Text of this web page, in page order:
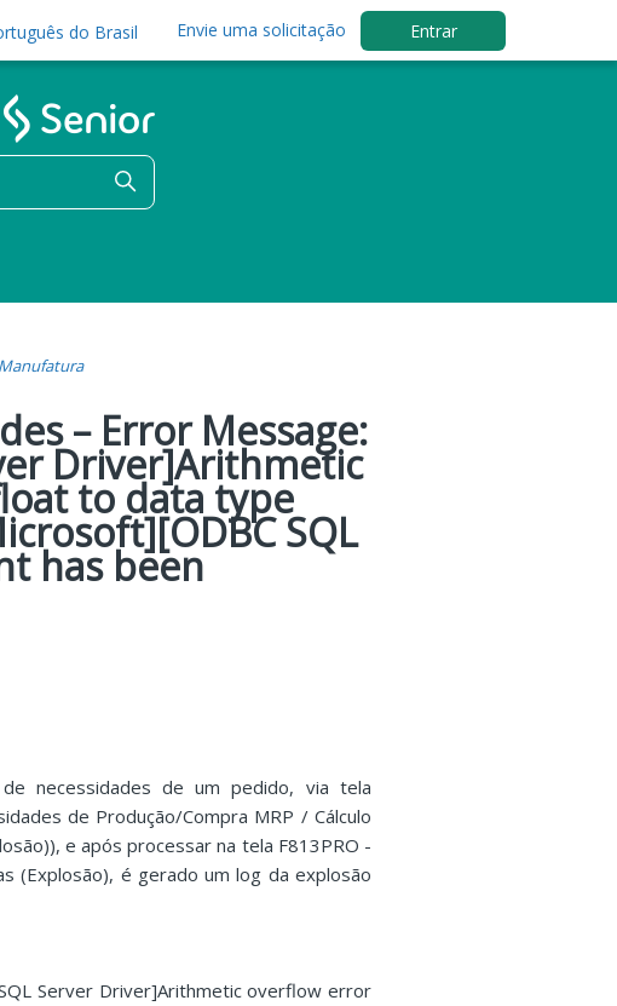
do Brasil Envie uma solicitação Entrar
– Error Message:
Driver]Arithmetic
to data type
SQL
has been
necessidades de um pedido, via tela
de Produção/Compra MRP / Cálculo
e após processar na tela F813PRO -
(Explosão), é gerado um log da explosão
Server Driver]Arithmetic overflow error